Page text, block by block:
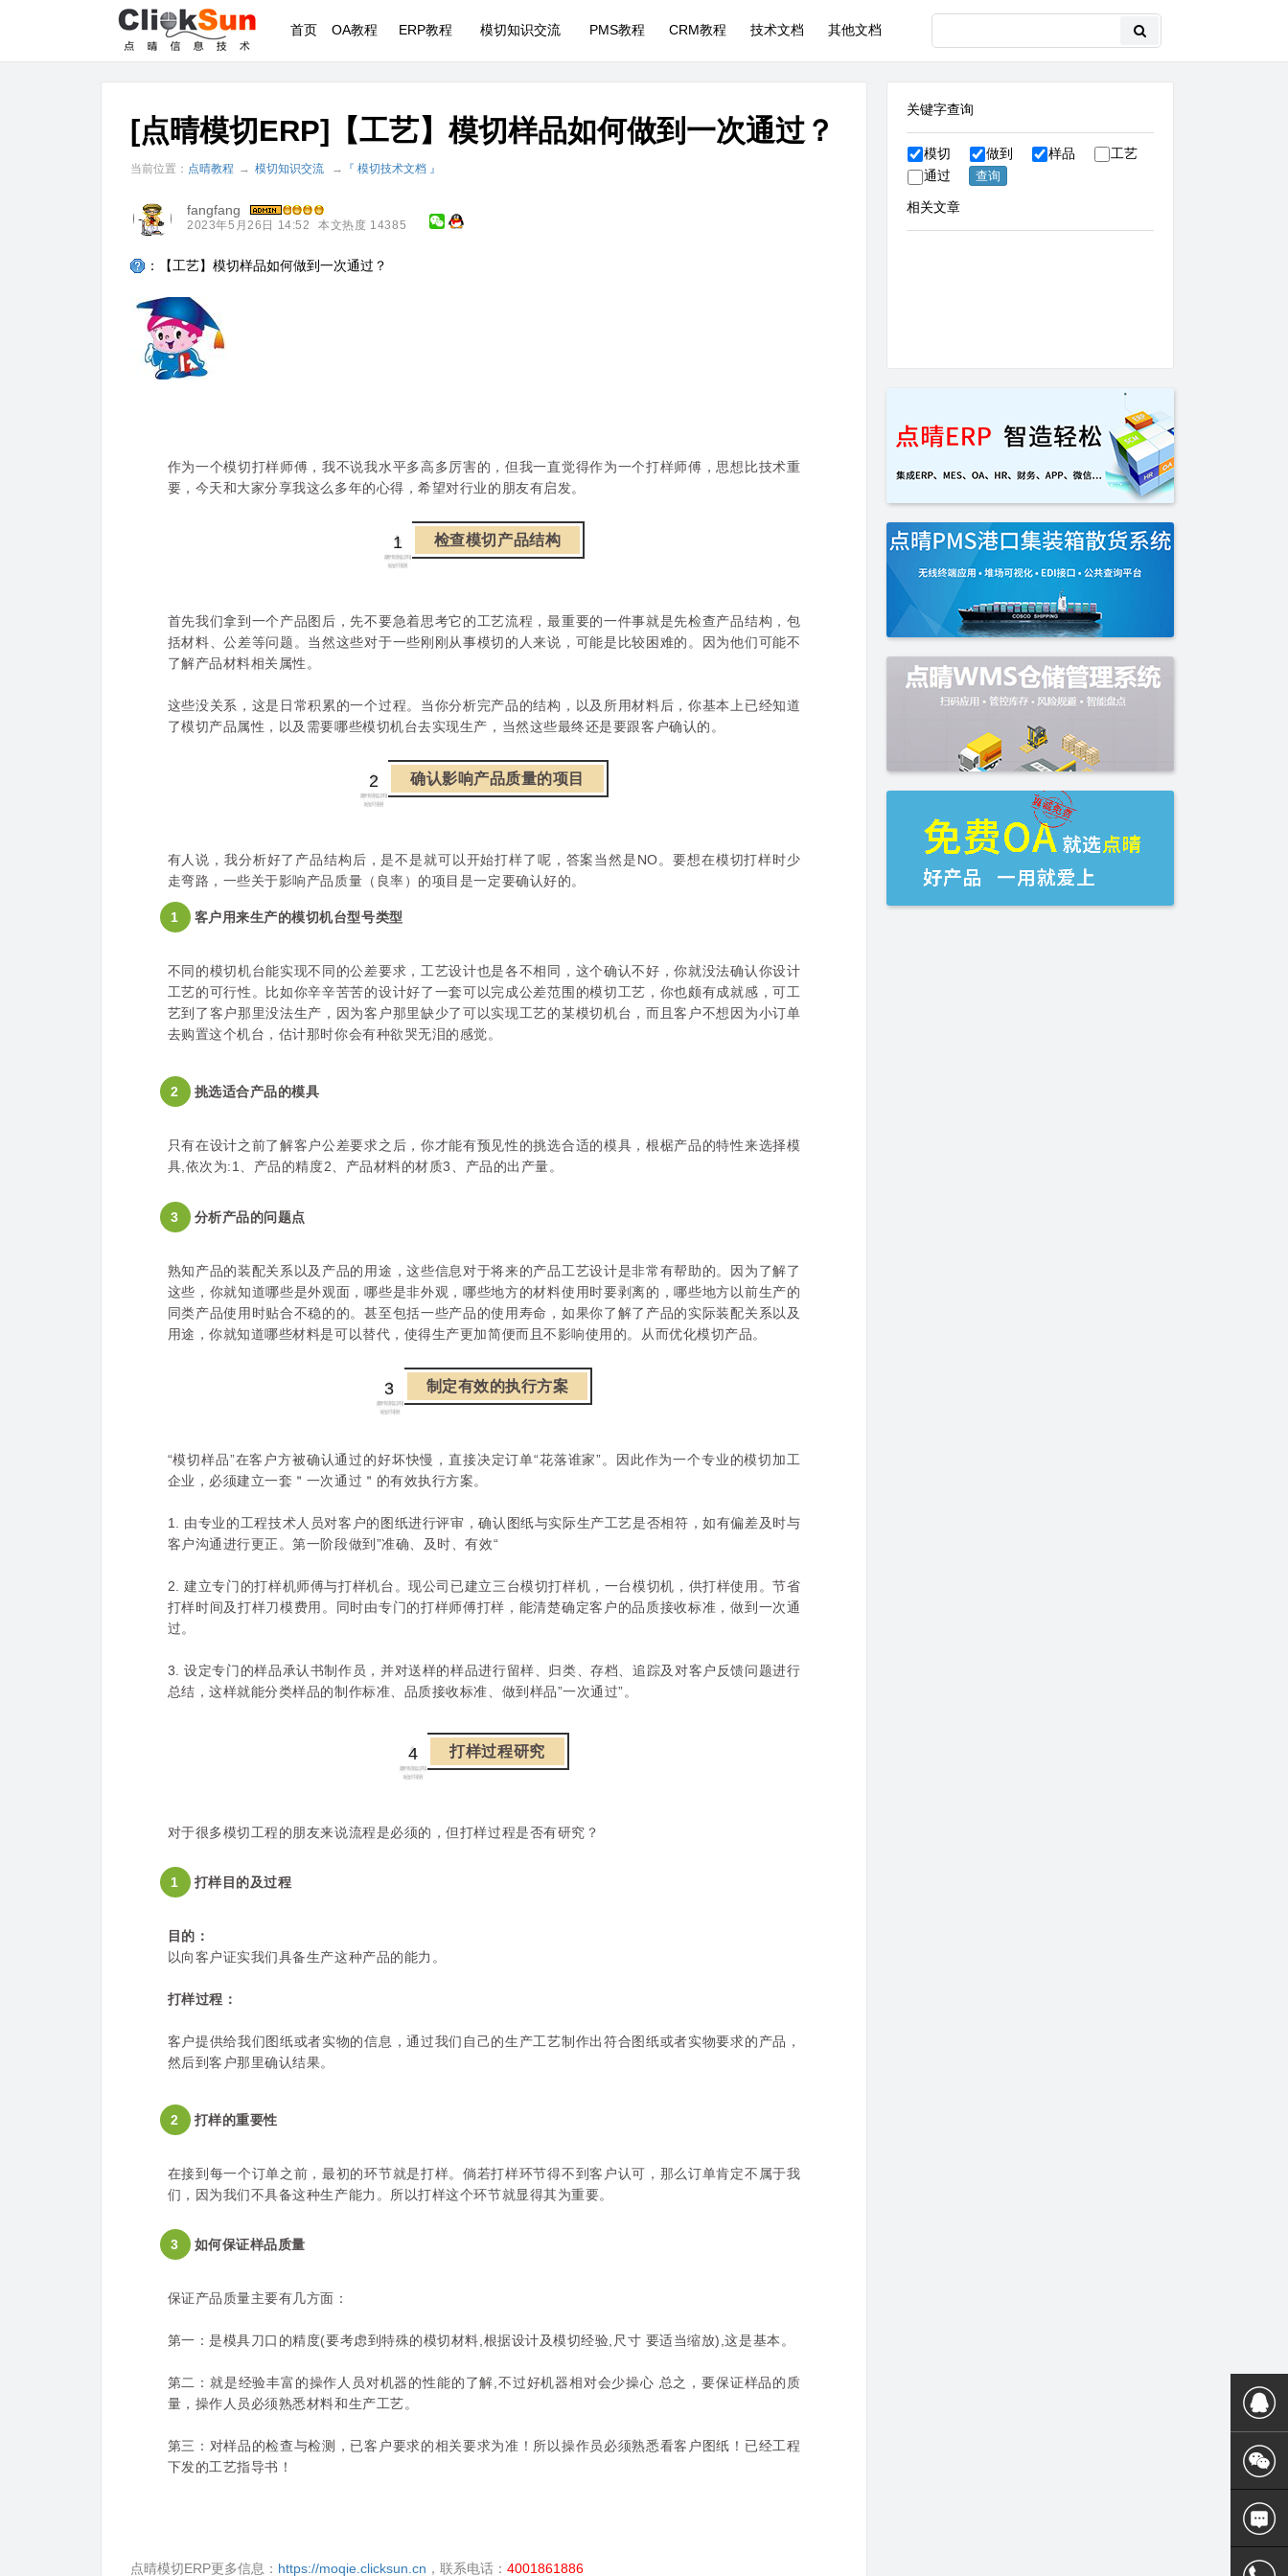
首页 OA教程 ERP教程 模切知识交流 PMS教程 CRM教程 技术文档 其他文档
[点晴模切ERP]【工艺】模切样品如何做到一次通过？
当前位置： 点晴教程 → 模切知识交流 → 『 模切技术文档 』
fangfang
2023年5月26日 14:52 本文热度 14385
：【工艺】模切样品如何做到一次通过？
作为一个模切打样师傅，我不说我水平多高多厉害的，但我一直觉得作为一个打样师傅，思想比技术重
要，今天和大家分享我这么多年的心得，希望对行业的朋友有启发。
1 检查模切产品结构
首先我们拿到一个产品图后，先不要急着思考它的工艺流程，最重要的一件事就是先检查产品结构，包
括材料、公差等问题。 当然这些对于一些刚刚从事模切的人来说，可能是比较困难的。
因为他们可能不
了解产品材料相关属性。
这些没关系，这是日常积累的一个过程。当你分析完产品的结构，以及所用材料后，你基本上已经知道
了模切产品属性，以及需要哪些模切机台去实现生产，当然这些最终还是要跟客户确认的。
2 确认影响产品质量的项目
有人说，我分析好了产品结构后，是不是就可以开始打样了呢，答案当然是NO。要想在模切打样时少
走弯路，一些关于影响产品质量（良率）的项目是一定要确认好的。
1 客户用来生产的模切机台型号类型
不同的模切机台能实现不同的公差要求，工艺设计也是各不相同，这个确认不好，你就没法确认你设计
工艺的可行性。比如你辛辛苦苦的设计好了一套可以完成公差范围的模切工艺，你也颇有成就感，可工
艺到了客户那里没法生产，因为客户那里缺少了可以实现工艺的某模切机台，而且客户不想因为小订单
去购置这个机台，估计那时你会有种欲哭无泪的感觉。
2 挑选适合产品的模具
只有在设计之前了解客户公差要求之后，你才能有预见性的挑选合适的模具，根椐产品的特性来选择模
具,依次为:1、产品的精度2、产品材料的材质3、产品的出产量。
3 分析产品的问题点
熟知产品的装配关系以及产品的用途，这些信息对于将来的产品工艺设计是非常有帮助的。因为了解了
这些，你就知道哪些是外观面，哪些是非外观，哪些地方的材料使用时要剥离的，哪些地方以前生产的
同类产品使用时贴合不稳的的。甚至包括一些产品的使用寿命，如果你了解了产品的实际装配关系以及
用途，你就知道哪些材料是可以替代，使得生产更加简便而且不影响使用的。从而优化模切产品。
3 制定有效的执行方案
“模切样品”在客户方被确认通过的好坏快慢，直接决定订单“花落谁家”。因此作为一个专业的模切加工
企业，必须建立一套＂一次通过＂的有效执行方案。
1. 由专业的工程技术人员对客户的图纸进行评审，确认图纸与实际生产工艺是否相符，如有偏差及时与
客户沟通进行更正。第一阶段做到”准确、及时、有效“
2. 建立专门的打样机师傅与打样机台。现公司已建立三台模切打样机，一台模切机，供打样使用。节省
打样时间及打样刀模费用。同时由专门的打样师傅打样，能清楚确定客户的品质接收标准，做到一次通
过。
3. 设定专门的样品承认书制作员，并对送样的样品进行留样、归类、存档、追踪及对客户反馈问题进行
总结，这样就能分类样品的制作标准、品质接收标准、做到样品”一次通过”。
4 打样过程研究
对于很多模切工程的朋友来说流程是必须的，但打样过程是否有研究？
1 打样目的及过程
目的：
以向客户证实我们具备生产这种产品的能力。
打样过程：
客户提供给我们图纸或者实物的信息，通过我们自己的生产工艺制作出符合图纸或者实物要求的产品，
然后到客户那里确认结果。
2 打样的重要性
在接到每一个订单之前，最初的环节就是打样。倘若打样环节得不到客户认可，那么订单肯定不属于我
们， 因为我们不具备这种生产能力。所以打样这个环节就显得其为重要。
3 如何保证样品质量
保证产品质量主要有几方面：
第一：是模具刀口的精度(要考虑到特殊的模切材料,根据设计及模切经验,尺寸 要适当缩放),这是基本。
第二：就是经验丰富的操作人员对机器的性能的了解,不过好机器相对会少操心 总之，要保证样品的质
量，操作人员必须熟悉材料和生产工艺。
第三：对样品的检查与检测，已客户要求的相关要求为准！所以操作员必须熟悉看客户图纸！已经工程
下发的工艺指导书！
点晴模切ERP更多信息： https://moqie.clicksun.cn ，联系电话： 4001861886
关键字查询
模切 做到 样品
工艺
通过
相关文章